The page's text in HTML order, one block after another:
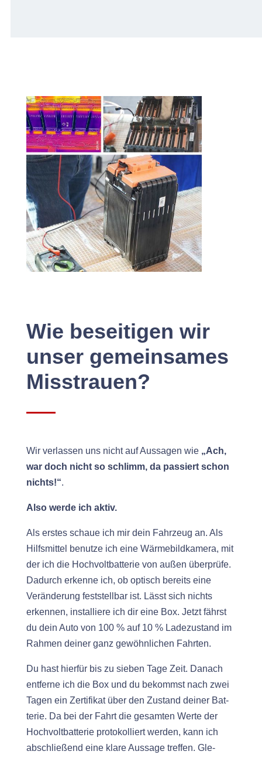
Wie beseitigen wir
unser gemeinsames
Misstrauen?
Wir ver­lassen uns nicht auf Aus­sagen wie „Ach,
war doch nicht so schlimm, da passiert schon
nichts!“.
Also werde ich aktiv.
Als erstes schaue ich mir dein Fahrzeug an. Als
Hil­f­s­mit­tel benutze ich eine Wärme­bild­kam­era, mit
der ich die Hoch­volt­bat­terie von außen über­prüfe.
Dadurch erkenne ich, ob optisch bere­its eine
Verän­derung fest­stell­bar ist. Lässt sich nichts
erken­nen, instal­liere ich dir eine Box. Jet­zt fährst
du dein Auto von 100 % auf 10 % Ladezu­s­tand im
Rah­men dein­er ganz gewöhn­lichen Fahrten.
Du hast hier­für bis zu sieben Tage Zeit. Danach
ent­ferne ich die Box und du bekommst nach zwei
Tagen ein Zer­ti­fikat über den Zus­tand dein­er Bat­
terie. Da bei der Fahrt die gesamten Werte der
Hoch­volt­bat­terie pro­tokol­liert wer­den, kann ich
abschließend eine klare Aus­sage tre­f­fen. Gle­